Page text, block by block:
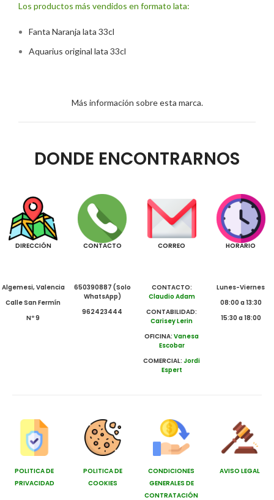
Los productos más vendidos en formato lata:
Fanta Naranja lata 33cl
Aquarius original lata 33cl
Más información sobre esta marca.
DONDE ENCONTRARNOS
DIRECCIÓN
Algemesi, Valencia
Calle San Fermín
Nº 9
CONTACTO
650390887 (Solo
WhatsApp)
962423444
CORREO
CONTACTO:
Claudio Adam
CONTABILIDAD:
Carisey Lerin
OFICINA:Vanesa
Escobar
COMERCIAL:Jordi
Espert
HORARIO
Lunes-Viernes
08:00 a 13:30
15:30 a 18:00
POLITICA DE
PRIVACIDAD
POLITICA DE
COOKIES
CONDICIONES
GENERALES DE
CONTRATACIÓN
AVISO LEGAL